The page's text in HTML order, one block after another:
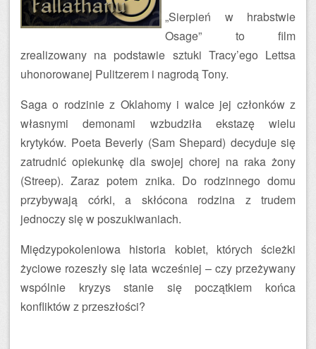
„Sierpień w hrabstwie
Osage” to film
zrealizowany na podstawie sztuki Tracy’ego Lettsa
uhonorowanej Pulitzerem i nagrodą Tony.
Saga o rodzinie z Oklahomy i walce jej członków z
własnymi demonami wzbudziła ekstazę wielu
krytyków. Poeta Beverly (Sam Shepard) decyduje się
zatrudnić opiekunkę dla swojej chorej na raka żony
(Streep). Zaraz potem znika. Do rodzinnego domu
przybywają córki, a skłócona rodzina z trudem
jednoczy się w poszukiwaniach.
Międzypokoleniowa historia kobiet, których ścieżki
życiowe rozeszły się lata wcześniej – czy przeżywany
wspólnie kryzys stanie się początkiem końca
konfliktów z przeszłości?